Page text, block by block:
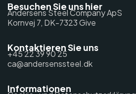
Besuchen Sie uns hier
Andersens Steel Company ApS
Kornvej 7, DK-7323 Give
Kontaktieren Sie uns
+45 22 39 90 25
ca@andersenssteel.dk
Informationen